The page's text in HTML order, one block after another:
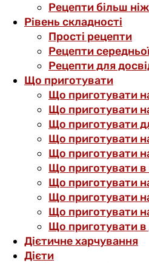
Рецепти більш
Рівень складності
Прості рецепти
Рецепти
Рецепти для
Що приготувати
Що приготувати
Що приготувати
Що приготувати
Що приготувати
Що приготувати
Що приготувати в
Що приготувати
Що приготувати
Що приготувати
Що приготувати в
Дієтичне харчування
Дієти